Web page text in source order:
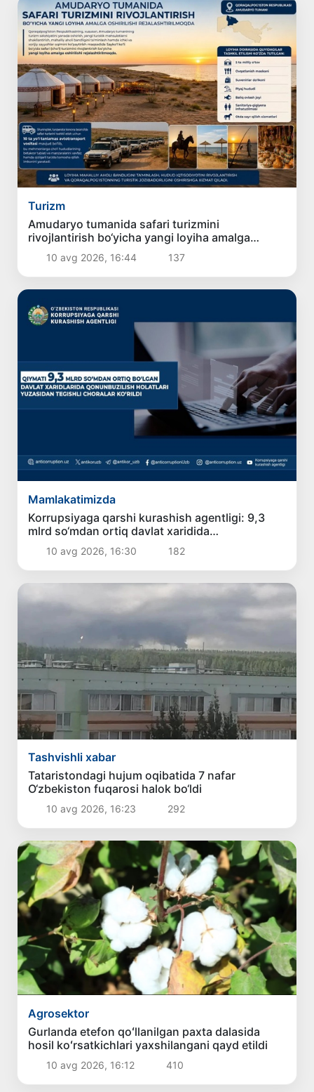
Turizm
Amudaryo tumanida safari turizmini
rivojlantirish bo‘yicha yangi loyiha amalga
oshirilishi rejalashtirilmoqda
10 avg 2026, 16:44 137
Mamlakatimizda
Korrupsiyaga qarshi kurashish agentligi: 9,3
mlrd so‘mdan ortiq davlat xaridida
qonunbuzilish holatlari aniqlandi
10 avg 2026, 16:30 182
Tashvishli xabar
Tataristondagi hujum oqibatida 7 nafar
O‘zbekiston fuqarosi halok bo‘ldi
10 avg 2026, 16:23 292
Agrosektor
Gurlanda etefon qoʻllanilgan paxta dalasida
hosil koʻrsatkichlari yaxshilangani qayd etildi
10 avg 2026, 16:12 410